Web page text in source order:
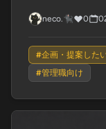
neco.🐈‍⬛ 0
#企画・提案した
#管理職向け